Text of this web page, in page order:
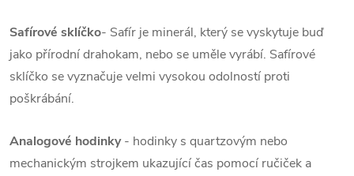
Safírové sklíčko- Safír je minerál, který se vyskytuje buď
jako přírodní drahokam, nebo se uměle vyrábí. Safírové
sklíčko se vyznačuje velmi vysokou odolností proti
poškrábání.
Analogové hodinky- hodinky s quartzovým nebo
mechanickým strojkem ukazující čas pomocí ručiček a